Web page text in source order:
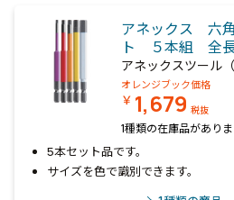
アネックス 六
ト ５本組 全
アネックスツール（
オレンジブック価格
￥ 1,679 税抜
1種類の在庫品があり
5本セット品です。
サイズを色で識別できます。